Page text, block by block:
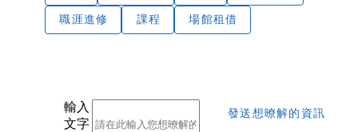
職涯進修 課程 場館租借
輸入
文字
發送想暸解的資訊